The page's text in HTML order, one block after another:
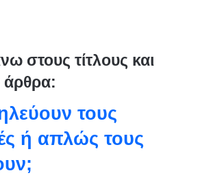
στους τίτλους και
άρθρα:
τους
ή απλώς τους